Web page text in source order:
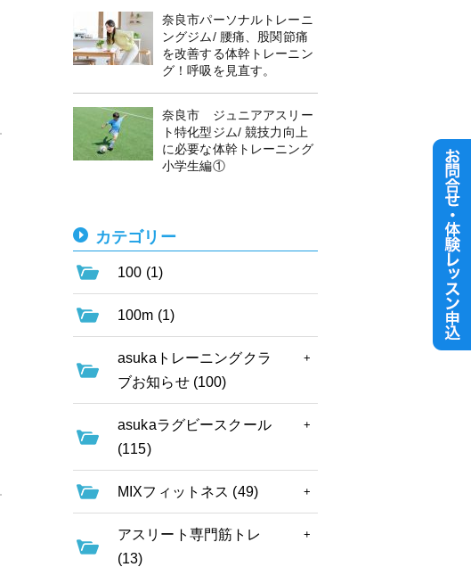
奈良市パーソナルトレーニ
ングジム/ 腰痛、股関節痛
を改善する体幹トレーニン
グ！呼吸を見直す。
奈良市 ジュニアアスリー
ト特化型ジム/ 競技力向上
に必要な体幹トレーニング
小学生編①
カテゴリー
100 (1)
100m (1)
asukaトレーニングクラ
ブお知らせ (100)
asukaラグビースクール
(115)
MIXフィットネス (49)
アスリート専門筋トレ
(13)